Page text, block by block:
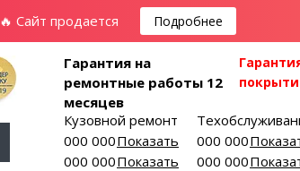
🔥 Сайт продается Подробнее
Кузовной ремонт
000 000-00-01
Показать
000 000-00-02
Показать
000 000-00-03
000 000-00-04
Гарантия на
ремонтные работы 12
месяцев